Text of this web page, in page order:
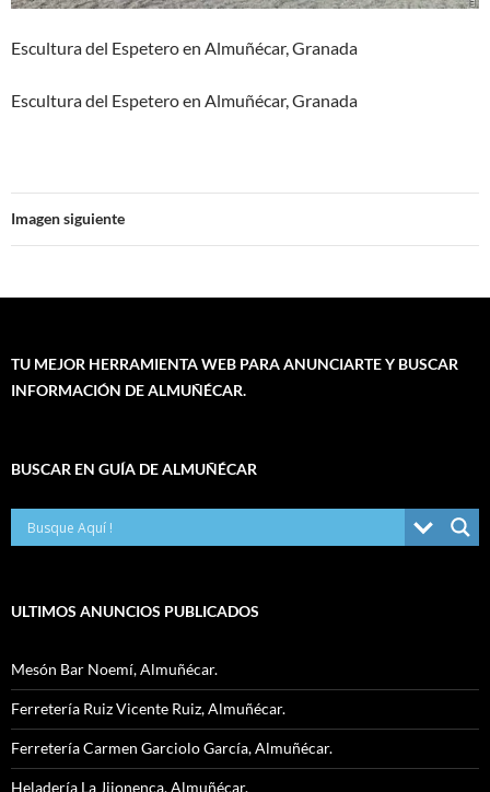
Escultura del Espetero en Almuñécar, Granada
Escultura del Espetero en Almuñécar, Granada
Imagen siguiente
TU MEJOR HERRAMIENTA WEB PARA ANUNCIARTE Y BUSCAR
INFORMACIÓN DE ALMUÑÉCAR.
BUSCAR EN GUÍA DE ALMUÑÉCAR
ULTIMOS ANUNCIOS PUBLICADOS
Mesón Bar Noemí, Almuñécar.
Ferretería Ruiz Vicente Ruiz, Almuñécar.
Ferretería Carmen Garciolo García, Almuñécar.
Heladería La Jijonenca, Almuñécar.